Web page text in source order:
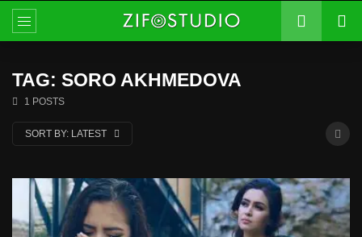
TAG: SORO AKHMEDOVA
1 POSTS
SORT BY: LATEST